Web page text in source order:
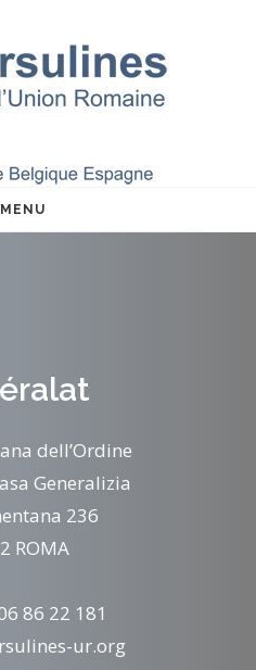
MENU
dell’Ordine
Generalizia
236
ROMA
86 22 181
ur.org